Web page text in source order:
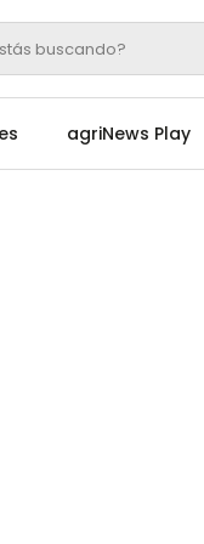
buscando?
agriNews Play